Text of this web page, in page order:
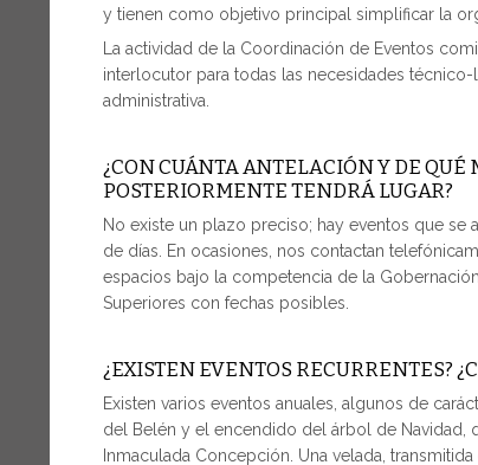
y tienen como objetivo principal simplificar la
La actividad de la Coordinación de Eventos
interlocutor para todas las necesidades
administrativa.
¿CON CUÁNTA ANTELACIÓN Y DE
POSTERIORMENTE TENDRÁ LUGAR?
No existe un plazo preciso; hay eventos que
de días. En ocasiones, nos contactan
espacios bajo la competencia de la
Superiores con fechas posibles.
¿EXISTEN EVENTOS RECURRENTES?
Existen varios eventos anuales, algunos de
del Belén y el encendido del árbol de Navidad,
Inmaculada Concepción. Una velada,